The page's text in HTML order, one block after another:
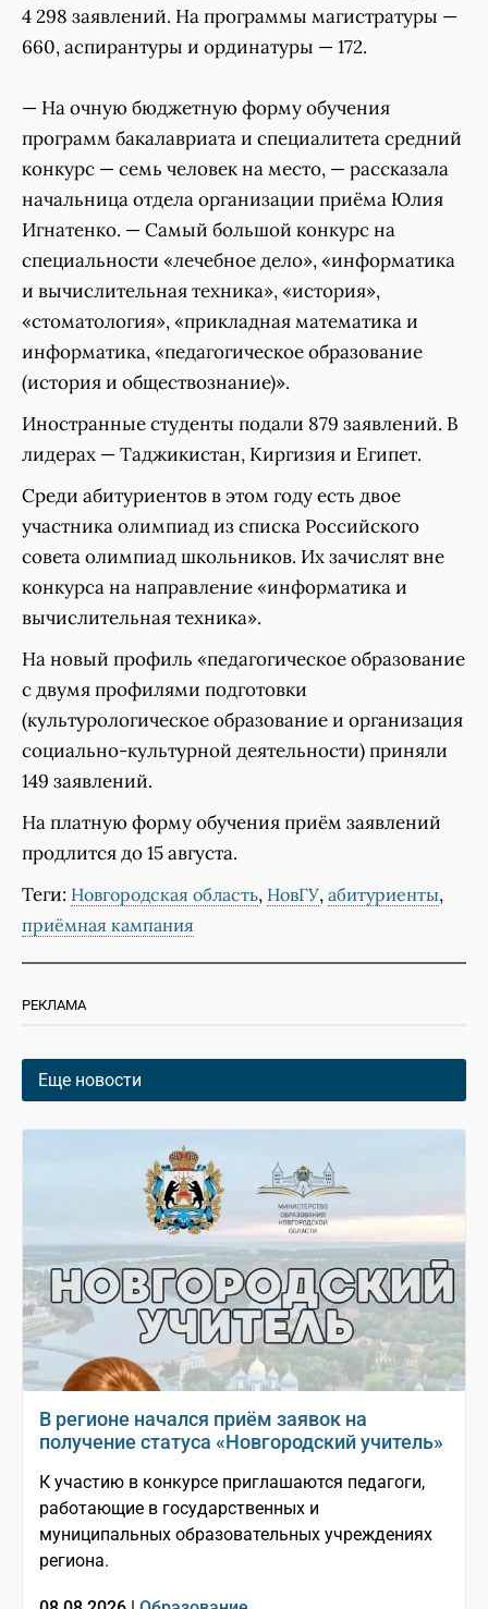
4 298 заявлений. На программы магистратуры —
660, аспирантуры и ординатуры — 172.
— На очную бюджетную форму обучения
программ бакалавриата и специалитета средний
конкурс — семь человек на место, — рассказала
начальница отдела организации приёма Юлия
Игнатенко. — Самый большой конкурс на
специальности «лечебное дело», «информатика
и вычислительная техника», «история»,
«стоматология», «прикладная математика и
информатика, «педагогическое образование
(история и обществознание)».
Иностранные студенты подали 879 заявлений. В
лидерах — Таджикистан, Киргизия и Египет.
Среди абитуриентов в этом году есть двое
участника олимпиад из списка Российского
совета олимпиад школьников. Их зачислят вне
конкурса на направление «информатика и
вычислительная техника».
На новый профиль «педагогическое образование
с двумя профилями подготовки
(культурологическое образование и организация
социально-культурной деятельности) приняли
149 заявлений.
На платную форму обучения приём заявлений
продлится до 15 августа.
Теги: Новгородская область, НовГУ, абитуриенты,
приёмная кампания
РЕКЛАМА
Еще новости
В регионе начался приём заявок на
получение статуса «Новгородский учитель»
К участию в конкурсе приглашаются педагоги,
работающие в государственных и
муниципальных образовательных учреждениях
региона.